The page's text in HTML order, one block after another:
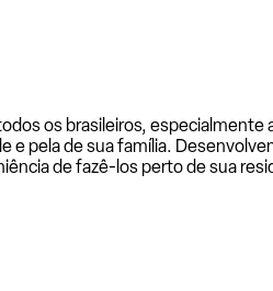
os brasileiros,
pela de sua família.
de fazê-los perto de sua